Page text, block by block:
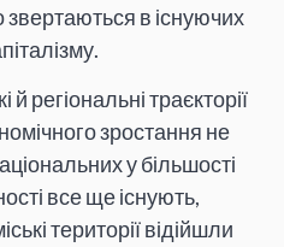
звертаються в існуючих
й регіональні траєкторії
зростання не
у більшості
все ще існують,
території відійшли